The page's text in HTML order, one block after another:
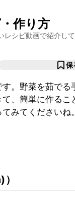
作り方
シピ動画で紹介して
保
。野菜を茹でる
、簡単に作るこ
みてくださいね。
）